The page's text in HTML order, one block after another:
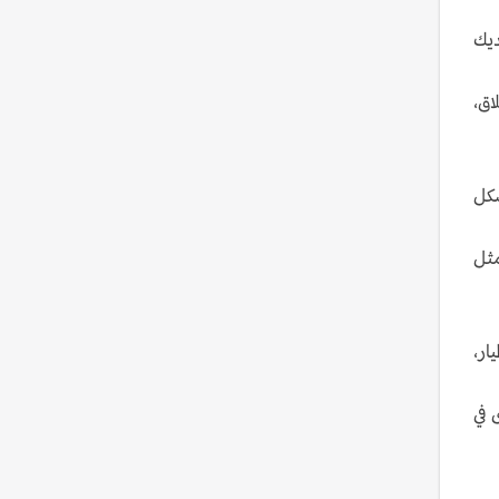
لا يقل عن 100 منصة إطلاق،
طيار،
في